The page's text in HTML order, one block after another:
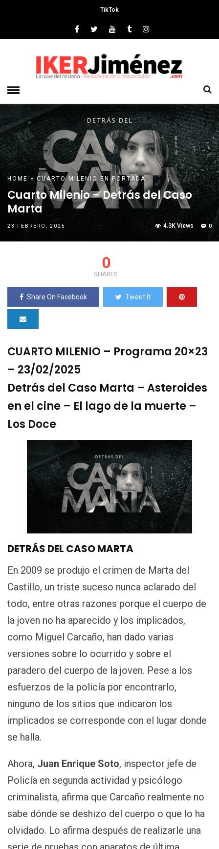
TikTok
HOME» CUARTO MILENIO EN PORTADA
Cuarto Milenio – Detrás del Caso
Marta
23 FEBRERO, 2025 0
4.3K Views
0
SHARES
Share On Facebook Tweet It
CUARTO MILENIO – Programa 20×23
– 23/02/2025
Detrás del Caso Marta – Asteroides
en el cine – El lago de la muerte –
Los Doce
DETRÁS DEL CASO MARTA
En 2009 se produjo el crimen de Marta del
Castillo, un triste suceso nunca aclarado del
todo, entre otras razones porque el cuerpo de
la joven no ha aparecido y los implicados,
como Miguel Carcaño, han dado varias
versiones sobre lo ocurrido y sobre el
paradero del cuerpo de la joven. Pese a los
esfuerzos de la policía por encontrarlo,
ninguno de los sitios que indicaron los
implicados se corresponde con el lugar donde
se halla.
Ahora, Juan Enrique Soto, inspector jefe de
Policía en segunda actividad y psicólogo
criminalista, afirma que Carcaño realmente no
sabe dónde se deshizo del cuerpo o que lo ha
olvidado. Lo afirma después de realizarle una